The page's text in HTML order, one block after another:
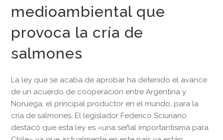
medioambiental que
provoca la cría de
salmones
La ley que se acaba de aprobar ha detenido el avance
de un acuerdo de cooperación entre Argentina y
Noruega, el principal productor en el mundo, para la
cría de salmones. El legislador Federico Sciuriano
destacó que esta ley es «una señal importantísima para